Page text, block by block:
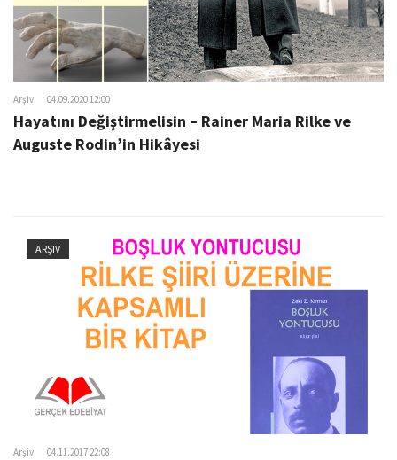
Arşiv 04.09.2020 12:00
Hayatını Değiştirmelisin – Rainer Maria Rilke ve
Auguste Rodin’in Hikâyesi
ARŞIV
Arşiv 04.11.2017 22:08